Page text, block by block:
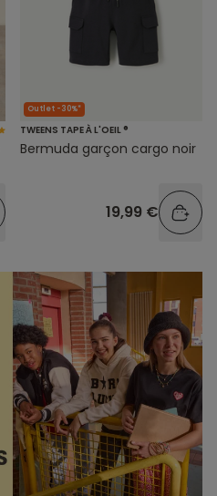
Outlet -30%*
TWEENS TAPE À L'OEIL ®
Bermuda garçon cargo noir
19,99 €